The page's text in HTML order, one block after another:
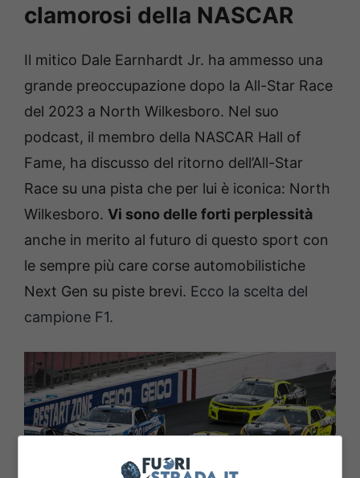
clamorosi della NASCAR
Il mitico Dale Earnhardt Jr. ha ammesso una
grande preoccupazione dopo la All-Star Race
del 2023 a North Wilkesboro. Nel suo
podcast, il membro della NASCAR Hall of
Fame, ha discusso del ritorno dell’All-Star
Race su una pista che per lui è iconica: North
Wilkesboro. Vi sono delle forti perplessità
anche in merito al futuro di questo sport con
le sempre più care corse automobilistiche
Next Gen su piste brevi. Ecco la scelta del
campione F1.